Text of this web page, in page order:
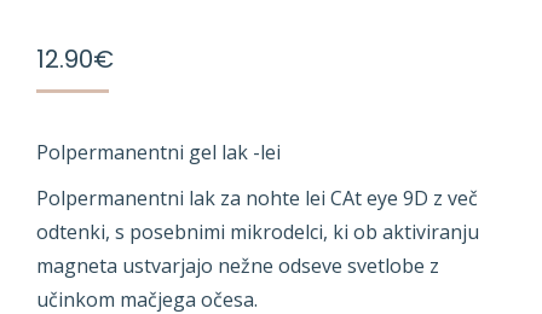
12.90€
Polpermanentni gel lak -lei
Polpermanentni lak za nohte lei CAt eye 9D z več
odtenki, s posebnimi mikrodelci, ki ob aktiviranju
magneta ustvarjajo nežne odseve svetlobe z
učinkom mačjega očesa.